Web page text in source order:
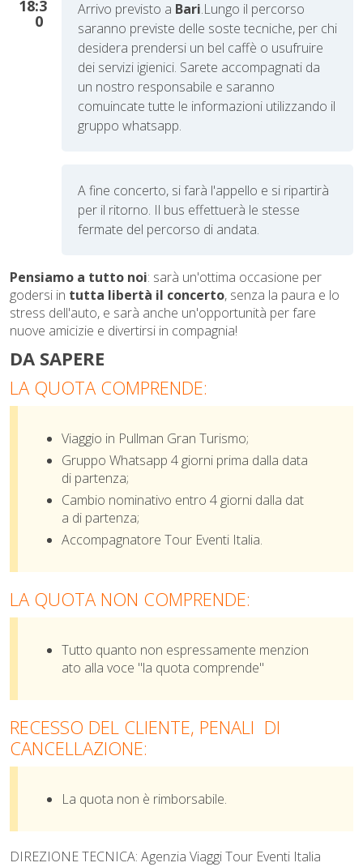
18:3
0
Arrivo previsto a Bari.Lungo il percorso
saranno previste delle soste tecniche, per chi
desidera prendersi un bel caffè o usufruire
dei servizi igienici. Sarete accompagnati da
un nostro responsabile e saranno
comuincate tutte le informazioni utilizzando il
gruppo whatsapp.
A fine concerto, si farà l'appello e si ripartirà
per il ritorno. Il bus effettuerà le stesse
fermate del percorso di andata.
Pensiamo a tutto noi: sarà un'ottima occasione per
godersi in tutta libertà il concerto, senza la paura e lo
stress dell'auto, e sarà anche un'opportunità per fare
nuove amicizie e divertirsi in compagnia!
DA SAPERE
LA QUOTA COMPRENDE:
Viaggio in Pullman Gran Turismo;
Gruppo Whatsapp 4 giorni prima dalla data
di partenza;
Cambio nominativo entro 4 giorni dalla dat
a di partenza;
Accompagnatore Tour Eventi Italia.
LA QUOTA NON COMPRENDE:
Tutto quanto non espressamente menzion
ato alla voce "la quota comprende"
RECESSO DEL CLIENTE, PENALI DI
CANCELLAZIONE:
La quota non è rimborsabile.
DIREZIONE TECNICA: Agenzia Viaggi Tour Eventi Italia